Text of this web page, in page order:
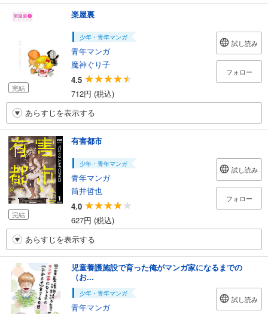
完結
楽屋裏
少年・青年マンガ
青年マンガ
魔神ぐり子
4.5
712円 (税込)
試し読み
フォロー
あらすじを表示する
完結
有害都市
少年・青年マンガ
青年マンガ
筒井哲也
4.0
627円 (税込)
試し読み
フォロー
あらすじを表示する
児童養護施設で育った俺がマンガ家になるまでの
（お...
少年・青年マンガ
青年マンガ
試し読み